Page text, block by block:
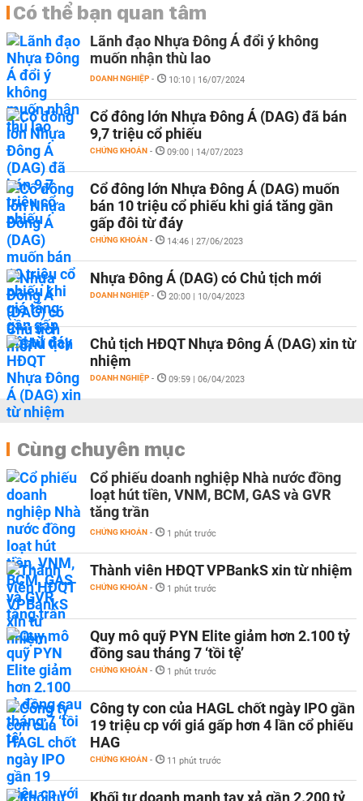
Có thể bạn quan tâm
Lãnh đạo Nhựa Đông Á đổi ý không
muốn nhận thù lao
DOANH NGHIỆP - 10:10 | 16/07/2024
Cổ đông lớn Nhựa Đông Á (DAG) đã bán
9,7 triệu cổ phiếu
CHỨNG KHOÁN - 09:00 | 14/07/2023
Cổ đông lớn Nhựa Đông Á (DAG) muốn
bán 10 triệu cổ phiếu khi giá tăng gần
gấp đôi từ đáy
CHỨNG KHOÁN - 14:46 | 27/06/2023
Nhựa Đông Á (DAG) có Chủ tịch mới
DOANH NGHIỆP - 20:00 | 10/04/2023
Chủ tịch HĐQT Nhựa Đông Á (DAG) xin từ
nhiệm
DOANH NGHIỆP - 09:59 | 06/04/2023
Cùng chuyên mục
Cổ phiếu doanh nghiệp Nhà nước đồng
loạt hút tiền, VNM, BCM, GAS và GVR
tăng trần
CHỨNG KHOÁN - 1 phút trước
Thành viên HĐQT VPBankS xin từ nhiệm
CHỨNG KHOÁN - 1 phút trước
Quy mô quỹ PYN Elite giảm hơn 2.100 tỷ
đồng sau tháng 7 ‘tồi tệ’
CHỨNG KHOÁN - 1 phút trước
Công ty con của HAGL chốt ngày IPO gần
19 triệu cp với giá gấp hơn 4 lần cổ phiếu
HAG
CHỨNG KHOÁN - 11 phút trước
Khối tự doanh mạnh tay xả gần 2.200 tỷ